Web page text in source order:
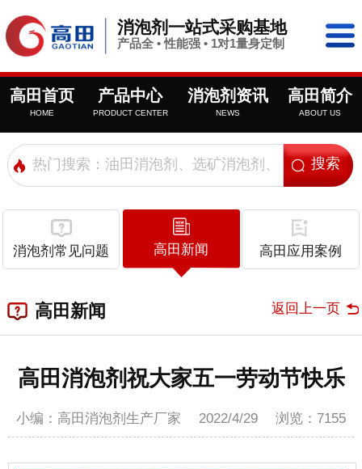
消泡剂一站式采购基地
产品全 • 性能强 • 1对1量身定制
高田首页
HOME
产品中心
PRODUCT CENTER
消泡剂资讯
NEWS
高田简介
ABOUT US
消泡剂常见问题 高田新闻 高田应用案例
高田新闻 返回上一页
高田消泡剂祝大家五一劳动节快乐
小编：高田消泡剂生产厂家 2022/4/29 浏览： 7155